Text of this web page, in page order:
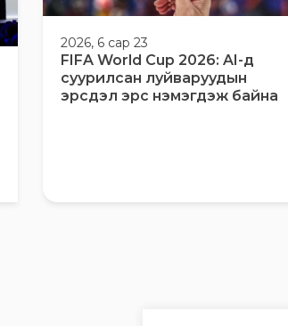
2026, 6 сар 23
FIFA World Cup 2026: AI-д
суурилсан луйваруудын
эрсдэл эрс нэмэгдэж байна